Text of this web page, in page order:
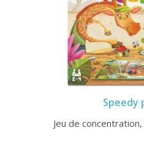
Speedy
Jeu de